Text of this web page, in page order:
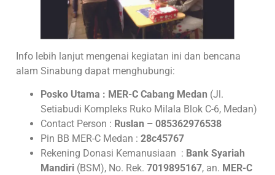
Info lebih lanjut mengenai kegiatan ini dan bencana
alam Sinabung dapat menghubungi:
Posko Utama : MER-C Cabang Medan (Jl.
Setiabudi Kompleks Ruko Milala Blok C-6, Medan)
Contact Person : Ruslan – 085362976538
Pin BB MER-C Medan :28c45767
Rekening Donasi Kemanusiaan : Bank Syariah
Mandiri (BSM), No. Rek.7019895167, an. MER-C